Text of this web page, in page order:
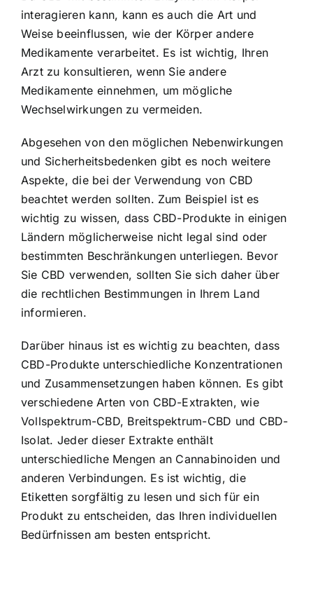
interagieren kann, kann es auch die Art und
Weise beeinflussen, wie der Körper andere
Medikamente verarbeitet. Es ist wichtig, Ihren
Arzt zu konsultieren, wenn Sie andere
Medikamente einnehmen, um mögliche
Wechselwirkungen zu vermeiden.
Abgesehen von den möglichen Nebenwirkungen
und Sicherheitsbedenken gibt es noch weitere
Aspekte, die bei der Verwendung von CBD
beachtet werden sollten. Zum Beispiel ist es
wichtig zu wissen, dass CBD-Produkte in einigen
Ländern möglicherweise nicht legal sind oder
bestimmten Beschränkungen unterliegen. Bevor
Sie CBD verwenden, sollten Sie sich daher über
die rechtlichen Bestimmungen in Ihrem Land
informieren.
Darüber hinaus ist es wichtig zu beachten, dass
CBD-Produkte unterschiedliche Konzentrationen
und Zusammensetzungen haben können. Es gibt
verschiedene Arten von CBD-Extrakten, wie
Vollspektrum-CBD, Breitspektrum-CBD und CBD-
Isolat. Jeder dieser Extrakte enthält
unterschiedliche Mengen an Cannabinoiden und
anderen Verbindungen. Es ist wichtig, die
Etiketten sorgfältig zu lesen und sich für ein
Produkt zu entscheiden, das Ihren individuellen
Bedürfnissen am besten entspricht.